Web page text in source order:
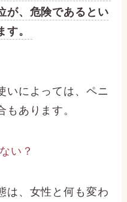
が、危険であるとい
。
いによっては、ペニ
あります。
い？
は、女性と何も変わ